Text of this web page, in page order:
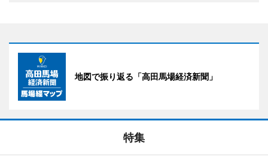
地図で振り返る「高田馬場経済新聞」
特集